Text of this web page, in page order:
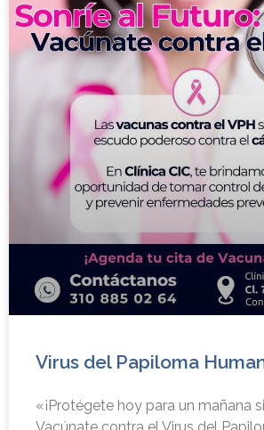
Virus del Papiloma
«¡Protégete hoy para un mañana
Vacúnate contra el Virus del